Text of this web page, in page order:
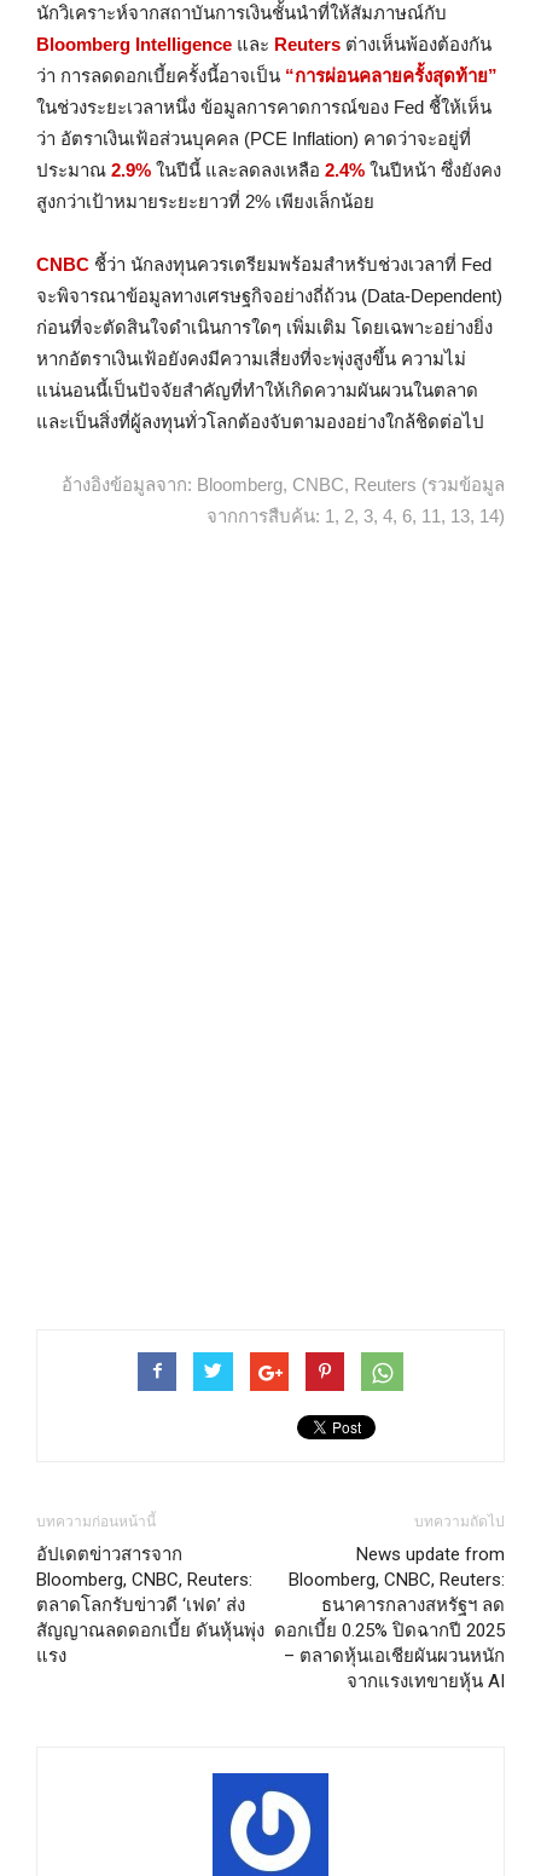
นักวิเคราะห์จากสถาบันการเงินชั้นนำที่ให้สัมภาษณ์กับ
Bloomberg Intelligence และ Reuters ต่างเห็นพ้องต้องกัน
ว่า การลดดอกเบี้ยครั้งนี้อาจเป็น “การผ่อนคลายครั้งสุดท้าย”
ในช่วงระยะเวลาหนึ่ง ข้อมูลการคาดการณ์ของ Fed ชี้ให้เห็น
ว่า อัตราเงินเฟ้อส่วนบุคคล (PCE Inflation) คาดว่าจะอยู่ที่
ประมาณ 2.9% ในปีนี้ และลดลงเหลือ 2.4% ในปีหน้า ซึ่งยังคง
สูงกว่าเป้าหมายระยะยาวที่ 2% เพียงเล็กน้อย
CNBC ชี้ว่า นักลงทุนควรเตรียมพร้อมสำหรับช่วงเวลาที่ Fed
จะพิจารณาข้อมูลทางเศรษฐกิจอย่างถี่ถ้วน (Data-Dependent)
ก่อนที่จะตัดสินใจดำเนินการใดๆ เพิ่มเติม โดยเฉพาะอย่างยิ่ง
หากอัตราเงินเฟ้อยังคงมีความเสี่ยงที่จะพุ่งสูงขึ้น ความไม่
แน่นอนนี้เป็นปัจจัยสำคัญที่ทำให้เกิดความผันผวนในตลาด
และเป็นสิ่งที่ผู้ลงทุนทั่วโลกต้องจับตามองอย่างใกล้ชิดต่อไป
อ้างอิงข้อมูลจาก: Bloomberg, CNBC, Reuters (รวมข้อมูล
จากการสืบค้น: 1, 2, 3, 4, 6, 11, 13, 14)
บทความก่อนหน้านี้
อัปเดตข่าวสารจาก
Bloomberg, CNBC, Reuters:
ตลาดโลกรับข่าวดี ‘เฟด’ ส่ง
สัญญาณลดดอกเบี้ย ดันหุ้นพุ่ง
แรง
บทความถัดไป
News update from
Bloomberg, CNBC, Reuters:
ธนาคารกลางสหรัฐฯ ลด
ดอกเบี้ย 0.25% ปิดฉากปี 2025
– ตลาดหุ้นเอเชียผันผวนหนัก
จากแรงเทขายหุ้น AI